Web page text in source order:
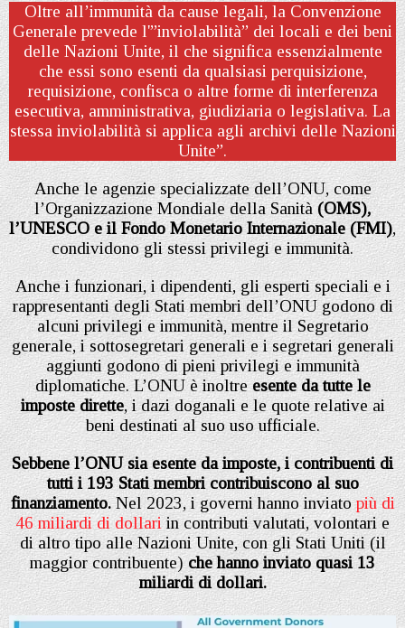
Oltre all’immunità da cause legali, la Convenzione
Generale prevede l'”inviolabilità” dei locali e dei beni
delle Nazioni Unite, il che significa essenzialmente
che essi sono esenti da qualsiasi perquisizione,
requisizione, confisca o altre forme di interferenza
esecutiva, amministrativa, giudiziaria o legislativa. La
stessa inviolabilità si applica agli archivi delle Nazioni
Unite”.
Anche le agenzie specializzate dell’ONU, come
l’Organizzazione Mondiale della Sanità (OMS),
l’UNESCO e il Fondo Monetario Internazionale (FMI),
condividono gli stessi privilegi e immunità.
Anche i funzionari, i dipendenti, gli esperti speciali e i
rappresentanti degli Stati membri dell’ONU godono di
alcuni privilegi e immunità, mentre il Segretario
generale, i sottosegretari generali e i segretari generali
aggiunti godono di pieni privilegi e immunità
diplomatiche. L’ONU è inoltreesente da tutte le
imposte dirette, i dazi doganali e le quote relative ai
beni destinati al suo uso ufficiale.
Sebbene l’ONU sia esente da imposte, i contribuenti di
tutti i 193 Stati membri contribuiscono al suo
finanziamento.Nel 2023, i governi hanno inviatopiù di
46 miliardi di dollariin contributi valutati, volontari e
di altro tipo alle Nazioni Unite, con gli Stati Uniti (il
maggior contribuente)che hanno inviato quasi 13
miliardi di dollari.